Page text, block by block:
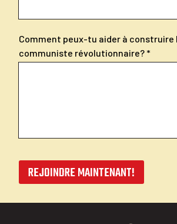
Comment peux-tu aider à construire
communiste révolutionnaire?
REJOINDRE MAINTENANT!